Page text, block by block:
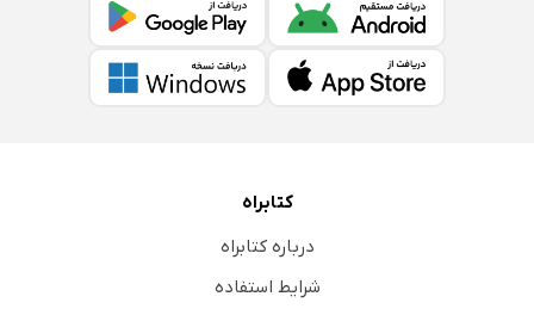
کتابراه
درباره کتابراه
شرایط استفاده